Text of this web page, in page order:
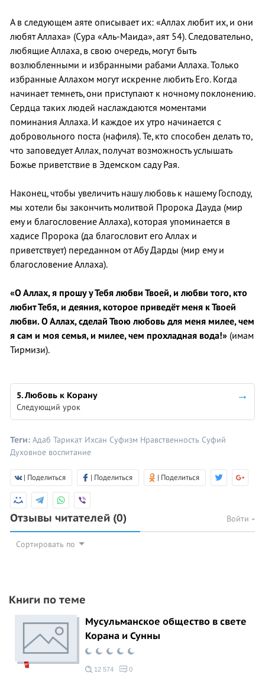
А в следующем аяте описывает их: «Аллах любит их, и они
любят Аллаха» (Сура «Аль-Маида», аят 54). Следовательно,
любящие Аллаха, в свою очередь, могут быть
возлюбленными и избранными рабами Аллаха. Только
избранные Аллахом могут искренне любить Его. Когда
начинает темнеть, они приступают к ночному поклонению.
Сердца таких людей наслаждаются моментами
поминания Аллаха. И каждое их утро начинается с
добровольного поста (нафиля). Те, кто способен делать то,
что заповедует Аллах, получат возможность услышать
Божье приветствие в Эдемском саду Рая.
Наконец, чтобы увеличить нашу любовь к нашему Господу,
мы хотели бы закончить молитвой Пророка Дауда (мир
ему и благословение Аллаха), которая упоминается в
хадисе Пророка (да благословит его Аллах и
приветствует) переданном от Абу Дарды (мир ему и
благословение Аллаха).
«О Аллах, я прошу у Тебя любви Твоей, и любви того, кто
любит Тебя, и деяния, которое приведёт меня к Твоей
любви. О Аллах, сделай Твою любовь для меня милее, чем
я сам и моя семья, и милее, чем прохладная вода!» (имам
Тирмизи).
5. Любовь к Корану
Следующий урок
Теги: Адаб Тарикат Ихсан Суфизм Нравственность Суфий
Духовное воспитание
| Поделиться | Поделиться | Поделиться
Отзывы читателей (0) Войти
Сортировать по
Книги по теме
Мусульманское общество в свете
Корана и Сунны
12 574 0